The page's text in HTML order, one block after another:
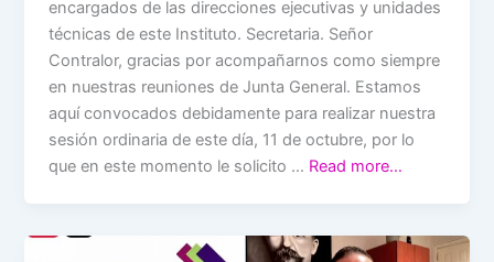
encargados de las direcciones ejecutivas y unidades
técnicas de este Instituto. Secretaria. Señor
Contralor, gracias por acompañarnos como siempre
en nuestras reuniones de Junta General. Estamos
aquí convocados debidamente para realizar nuestra
sesión ordinaria de este día, 11 de octubre, por lo
que en este momento le solicito … Read more…